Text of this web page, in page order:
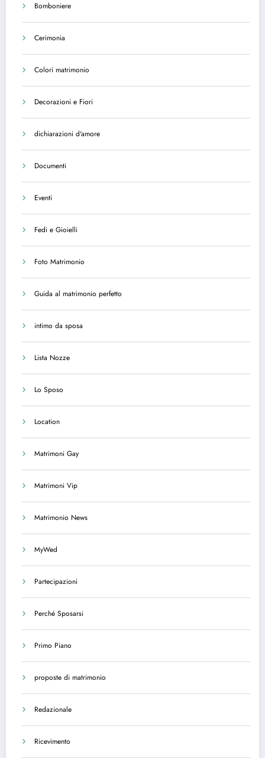
Bomboniere
Cerimonia
Colori matrimonio
Decorazioni e Fiori
dichiarazioni d'amore
Documenti
Eventi
Fedi e Gioielli
Foto Matrimonio
Guida al matrimonio perfetto
intimo da sposa
Lista Nozze
Lo Sposo
Location
Matrimoni Gay
Matrimoni Vip
Matrimonio News
MyWed
Partecipazioni
Perché Sposarsi
Primo Piano
proposte di matrimonio
Redazionale
Ricevimento